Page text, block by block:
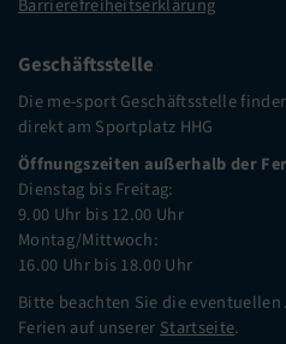
Barrierefreiheitserklärung
Geschäftsstelle
Die me-sport Geschäftsstelle
direkt am Sportplatz HHG
Öffnungszeiten außerhalb der
Dienstag bis Freitag:
9.00 Uhr bis 12.00 Uhr
Montag/Mittwoch:
16.00 Uhr bis 18.00 Uhr
Bitte beachten Sie die eventuellen
Ferien auf unserer Startseite.